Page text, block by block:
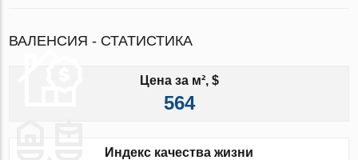
ВАЛЕНСИЯ - СТАТИСТИКА
Цена за м², $
564
Индекс качества жизни